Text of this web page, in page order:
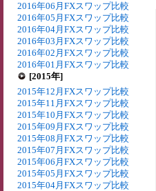
2016年06月FXスワップ比較
2016年05月FXスワップ比較
2016年04月FXスワップ比較
2016年03月FXスワップ比較
2016年02月FXスワップ比較
2016年01月FXスワップ比較
[2015年]
2015年12月FXスワップ比較
2015年11月FXスワップ比較
2015年10月FXスワップ比較
2015年09月FXスワップ比較
2015年08月FXスワップ比較
2015年07月FXスワップ比較
2015年06月FXスワップ比較
2015年05月FXスワップ比較
2015年04月FXスワップ比較